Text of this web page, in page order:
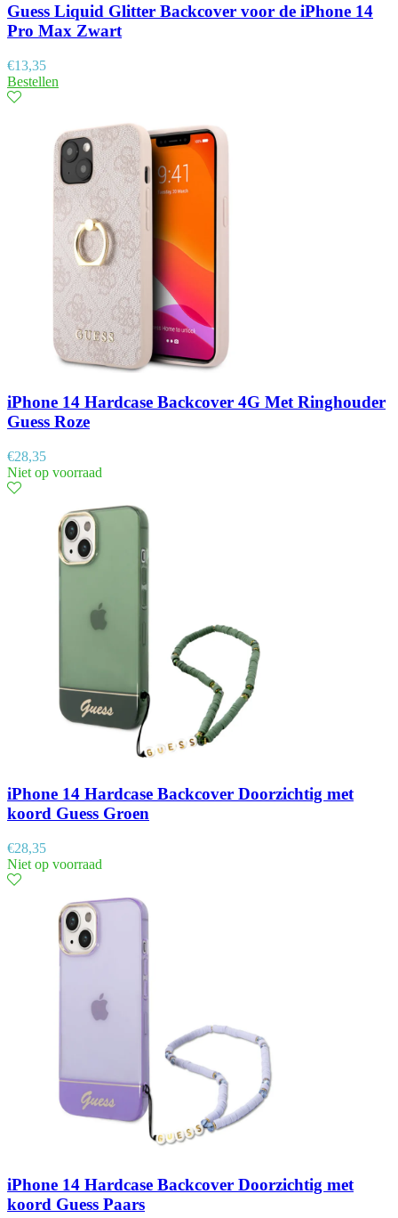
Guess Liquid Glitter Backcover voor de iPhone 14
Pro Max Zwart
€13,35
Bestellen
iPhone 14 Hardcase Backcover 4G Met Ringhouder
Guess Roze
€28,35
Niet op voorraad
iPhone 14 Hardcase Backcover Doorzichtig met
koord Guess Groen
€28,35
Niet op voorraad
iPhone 14 Hardcase Backcover Doorzichtig met
koord Guess Paars